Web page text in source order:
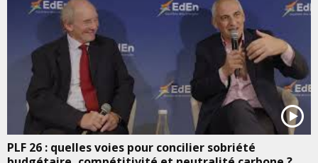
PLF 26 : quelles voies pour concilier sobriété